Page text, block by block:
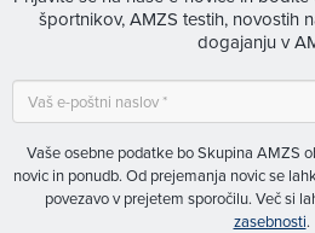
športnikov, AMZS testih, novostih
dogajanju v
Vaše osebne podatke bo Skupina AMZS
novic in ponudb. Od prejemanja novic se
povezavo v prejetem sporočilu. Več si
zasebnosti.